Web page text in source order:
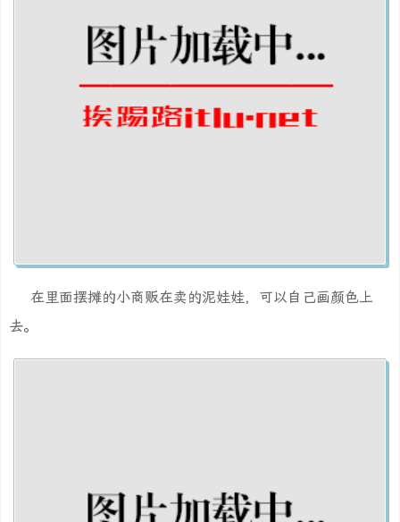
在里面摆摊的小商贩在卖的泥娃娃，可以自己画颜色上
去。